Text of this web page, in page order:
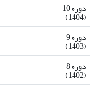
دوره 10
(1404)
دوره 9
(1403)
دوره 8
(1402)